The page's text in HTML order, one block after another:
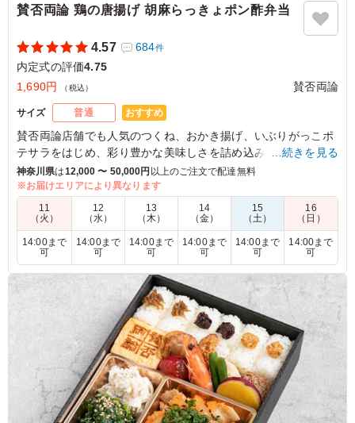
賛否両論 鶏の唐揚げ 胡麻らっきょポン酢弁当
4.57 684件
内定式の評価4.75
1,690円
（税込） 賛否両論
サイズ 普通 おすすめ
賛否両論店舗でも人気のつくね、おかき揚げ、いぶりがっこポ
テサラをはじめ、彩り豊かな美味しさを詰め込みました。
お弁当の定番おかずの唐揚げを胡麻らっきょポン酢で和えてさ
っぱりと。笠原流アレンジをお楽しみください。
5.0 株式会社共同テレビジョン
鶏らっきょポン酢ってどんな味かな？と思いつつ注文しま
したが、内定者からも鶏からの人気は抜群でした！ 肉の
お肉も柔らかく、ご飯も全てに味がありますし、コスパも
抜群だと思います。
懇親会›内定式
東京都中央区築地2023/10/10
…続きを見る
神奈川県は12,000 〜 50,000円 以上のご注文で配達無料
※お届けエリアにより異なります
11
（火）
12
（水）
13
（木）
14
（金）
15
（土）
16
（日）
14:00まで
可
14:00まで
可
14:00まで
可
14:00まで
可
14:00まで
可
14:00まで
可